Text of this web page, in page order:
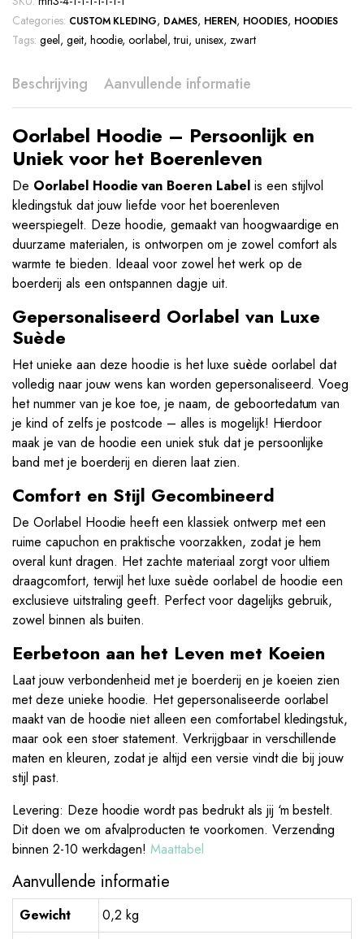
Categories: CUSTOM KLEDING, DAMES, HEREN, HOODIES, HOODIES
Tags: geel, geit, hoodie,oorlabel,trui, unisex, zwart
Beschrijving Aanvullende informatie
Oorlabel Hoodie – Persoonlijk en
Uniek voor het Boerenleven
De Oorlabel Hoodie van Boeren Labelis een stijlvol
kledingstuk dat jouw liefde voor het boerenleven
weerspiegelt. Deze hoodie, gemaakt van hoogwaardige en
duurzame materialen, is ontworpen om je zowel comfort als
warmte te bieden. Ideaal voor zowel het werk op de
boerderij als een ontspannen dagje uit.
Gepersonaliseerd Oorlabel van Luxe
Suède
Het unieke aan deze hoodie is het luxe suède oorlabel dat
volledig naar jouw wens kan worden gepersonaliseerd. Voeg
het nummer van je koe toe, je naam, de geboortedatum van
je kind of zelfs je postcode – alles is mogelijk! Hierdoor
maak je van de hoodie een uniek stuk dat je persoonlijke
band met je boerderij en dieren laat zien.
Comfort en Stijl Gecombineerd
De Oorlabel Hoodie heeft een klassiek ontwerp met een
ruime capuchon en praktische voorzakken, zodat je hem
overal kunt dragen. Het zachte materiaal zorgt voor ultiem
draagcomfort, terwijl het luxe suède oorlabel de hoodie een
exclusieve uitstraling geeft. Perfect voor dagelijks gebruik,
zowel binnen als buiten.
Eerbetoon aan het Leven met Koeien
Laat jouw verbondenheid met je boerderij en je koeien zien
met deze unieke hoodie. Het gepersonaliseerde oorlabel
maakt van de hoodie niet alleen een comfortabel kledingstuk,
maar ook een stoer statement. Verkrijgbaar in verschillende
maten en kleuren, zodat je altijd een versie vindt die bij jouw
stijl past.
Levering: Deze hoodie wordt pas bedrukt als jij ‘m bestelt.
Dit doen we om afvalproducten te voorkomen. Verzending
binnen 2-10 werkdagen! Maattabel
Aanvullende informatie
Gewicht
0,2 kg